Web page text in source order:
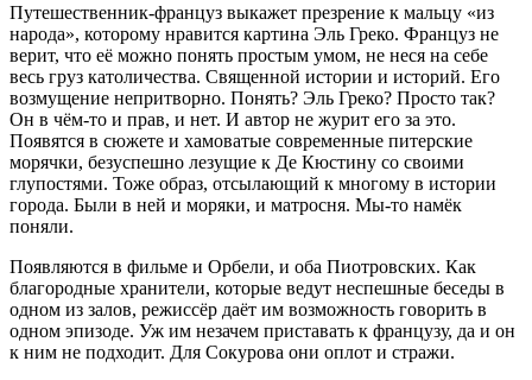
Путешественник-француз выкажет презрение к мальцу «из
народа», которому нравится картина Эль Греко. Француз не
верит, что её можно понять простым умом, не неся на себе
весь груз католичества. Священной истории и историй. Его
возмущение непритворно. Понять? Эль Греко? Просто так?
Он в чём-то и прав, и нет. И автор не журит его за это.
Появятся в сюжете и хамоватые современные питерские
морячки, безуспешно лезущие к Де Кюстину со своими
глупостями. Тоже образ, отсылающий к многому в истории
города. Были в ней и моряки, и матросня. Мы-то намёк
поняли.
Появляются в фильме и Орбели, и оба Пиотровских. Как
благородные хранители, которые ведут неспешные беседы в
одном из залов, режиссёр даёт им возможность говорить в
одном эпизоде. Уж им незачем приставать к французу, да и он
к ним не подходит. Для Сокурова они оплот и стражи.